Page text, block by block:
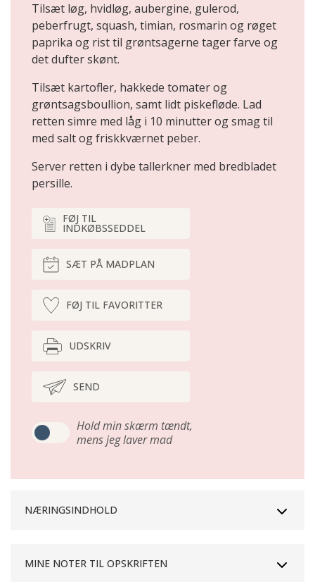
Tilsæt løg, hvidløg, aubergine, gulerod,
peberfrugt, squash, timian, rosmarin og røget
paprika og rist til grøntsagerne tager farve og
det dufter skønt.
Tilsæt kartofler, hakkede tomater og
grøntsagsboullion, samt lidt piskefløde. Lad
retten simre med låg i 10 minutter og smag til
med salt og friskkværnet peber.
Server retten i dybe tallerkner med bredbladet
persille.
FØJ TIL
INDKØBSSEDDEL
SÆT PÅ MADPLAN
FØJ TIL FAVORITTER
UDSKRIV
SEND
Hold min skærm tændt,
mens jeg laver mad
NÆRINGSINDHOLD
MINE NOTER TIL OPSKRIFTEN